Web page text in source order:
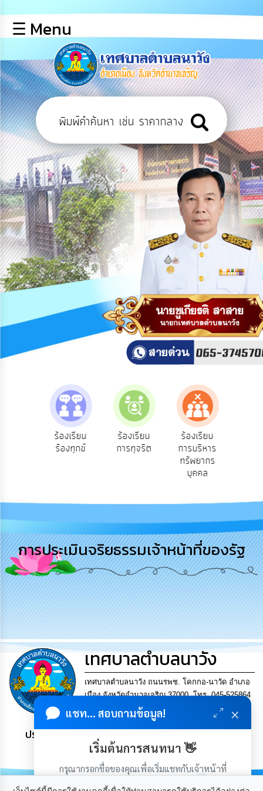
หลัก
ข้อมูล
พื้น
ฐาน
บุคลากร
แผน
ยุทธศาสตร์
ข่าวสาร
การ
เปิด
เผย
ข้อมูล
สาธารณะ
OIT
กิจการ
สภา
บริการ
จัดการ
ความ
รู้
การ
ดำเนิน
งาน
การ
แผนการ
ใช้
จ่าย
งบ
ประมาณ
ประจำ
บริหาร
และ
☰ Menu
ร้องเรียน
ร้องทุกข์
ร้องเรียน
การทุจริต
ร้องเรียน
การบริหาร
ทรัพยากร
บุคคล
การประเมินจริยธรรมเจ้าหน้าที่ของรัฐ
เทศบาลตำบลนาวัง
เทศบาลตำบลนาวัง ถนนรพช. โคกกอ-นาวัด อำเภอ
เมือง จังหวัดอำนาจเจริญ 37000. โทร. 045-525864
แฟกซ์ 045-525864
ประชาชน มีภูมิคุ้มกัน พึ่งพาตนเอง พอเพียง เป็นสุข
แชท... สอบถามข้อมูล! ×
เริ่มต้นการสนทนา 👋
กรุณากรอกชื่อของคุณเพื่อเริ่มแชทกับเจ้าหน้าที่